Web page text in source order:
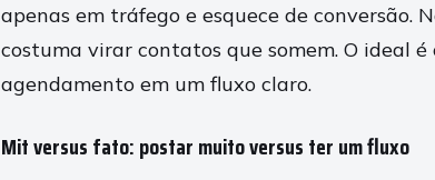
apenas em tráfego e esquece de conversão.
costuma virar contatos que somem. O ideal
agendamento em um fluxo claro.
Mit versus fato: postar muito versus ter um fluxo